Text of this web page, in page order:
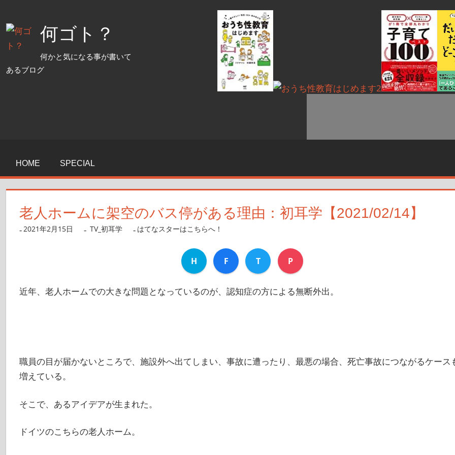
ン
ツ
何ゴト？
何かと気になる事が書いて
あるブログ
HOME SPECIAL
老人ホームに架空のバス停がある理由：初耳学【2021/02/14】
2021年2月15日 nanigoto
TV_初耳学 はてなスターはこちらへ！
H F T P
近年、老人ホームでの大きな問題となっているのが、認知症の方による無断外出。
職員の目が届かないところで、施設外へ出てしまい、事故に遭ったり、最悪の場合、死亡事故につながるケース
増えている。
そこで、あるアイデアが生まれた。
ドイツのこちらの老人ホーム。